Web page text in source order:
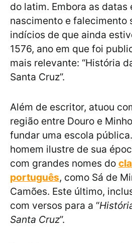
do latim. Embora as datas
nascimento e falecimento
indícios de que ainda
1576, ano em que foi
mais relevante: “História
Santa Cruz”.
Além de escritor, atuou
região entre Douro e
fundar uma escola
homem ilustre de sua
com grandes nomes do
português, como Sá de
Camões. Este último,
com versos para a “
Santa Cruz”.